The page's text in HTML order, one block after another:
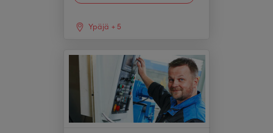
Ypäjä + 5